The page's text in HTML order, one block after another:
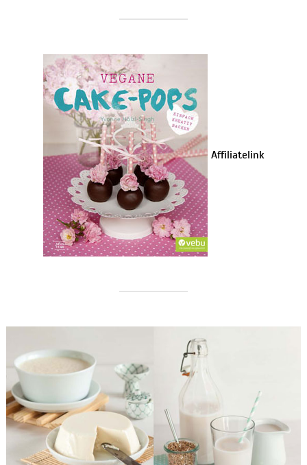
Affiliatelink